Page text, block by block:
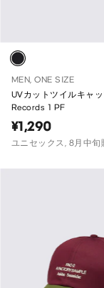
MEN, ONE SIZE
UVカットツイルキャ
Records 1 PF
¥1,290
ユニセックス, 8月中旬